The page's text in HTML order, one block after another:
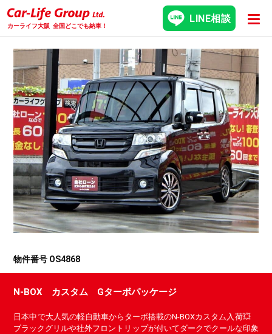
カーライフ大阪 全国どこでも納車！
LINE相談
物件番号 OS4868
N-BOX カスタム Gターボパッケージ
日本中で大人気の軽自動車からターボ搭載のN-BOXカスタム入荷💥
ブラックグリルや社外フロントリップが付いてダークでクールな印象